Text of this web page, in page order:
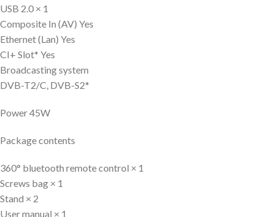
USB 2.0 × 1
Composite In (AV) Yes
Ethernet (Lan) Yes
CI+ Slot* Yes
Broadcasting system
DVB-T2/C, DVB-S2*
Power 45W
Package contents
360° bluetooth remote control × 1
Screws bag × 1
Stand × 2
User manual × 1